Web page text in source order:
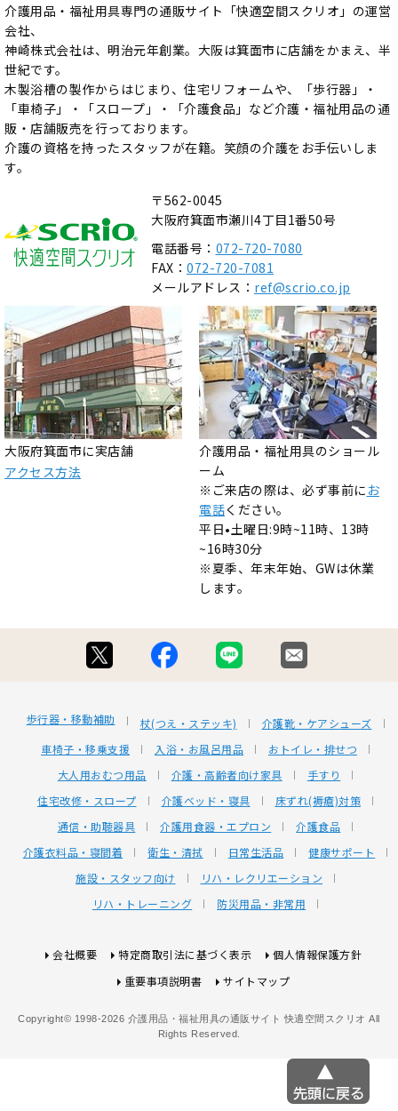
介護用品・福祉用具専門の通販サイト「快適空間スクリオ」の運営
会社、
神崎株式会社は、明治元年創業。大阪は箕面市に店舗をかまえ、半
世紀です。
木製浴槽の製作からはじまり、住宅リフォームや、「歩行器」・
「車椅子」・「スロープ」・「介護食品」など介護・福祉用品の通
販・店舗販売を行っております。
介護の資格を持ったスタッフが在籍。笑顔の介護をお手伝いしま
す。
〒562-0045
大阪府箕面市瀬川4丁目1番50号
電話番号： 072-720-7080
FAX： 072-720-7081
メールアドレス： ref@scrio.co.jp
大阪府箕面市に実店舗
アクセス方法
介護用品・福祉用具のショール
ーム
※ご来店の際は、必ず事前に お
電話ください。
平日•土曜日:9時~11時、13時
~16時30分
※夏季、年末年始、GWは休業
します。
歩行器・移動補助 杖(つえ・ステッキ)
介護靴・ケアシューズ
車椅子・移乗支援
入浴・お風呂用品
おトイレ・排せつ
大人用おむつ用品
介護・高齢者向け家具
手すり
住宅改修・スロープ
介護ベッド・寝具
床ずれ(褥瘡)対策
通信・助聴器具
介護用食器・エプロン
介護食品
介護衣料品・寝間着
衛生・清拭 日常生活品
健康サポート
施設・スタッフ向け
リハ・レクリエーション
リハ・トレーニング
防災用品・非常用
会社概要 特定商取引法に基づく表示
個人情報保護方針
重要事項説明書
サイトマップ
Copyright© 1998-2026 介護用品・福祉用具の通販サイト 快適空間スクリオ All
Rights Reserved.